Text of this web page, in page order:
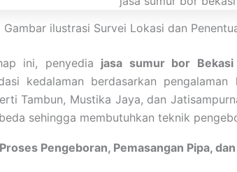
Gambar ilustrasi Survei Lokasi dan
ini, penyedia jasa sumur bor Bekasi
kedalaman berdasarkan
Tambun, Mustika Jaya, dan
sehingga membutuhkan teknik
Proses Pengeboran, Pemasangan Pipa,